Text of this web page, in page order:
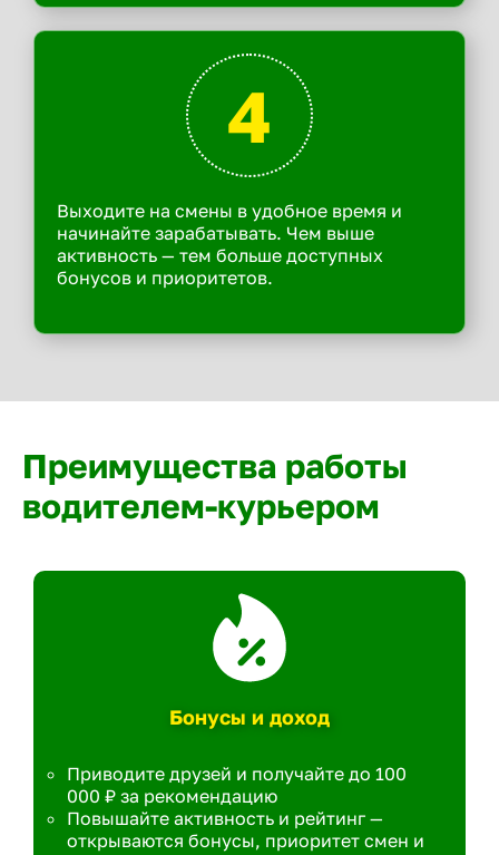
4
Выходите на смены в удобное время и
начинайте зарабатывать. Чем выше
активность — тем больше доступных
бонусов и приоритетов.
Преимущества работы
водителем-курьером
Бонусы и доход
Приводите друзей и получайте до 100
000 ₽ за рекомендацию
Повышайте активность и рейтинг —
открываются бонусы, приоритет смен и